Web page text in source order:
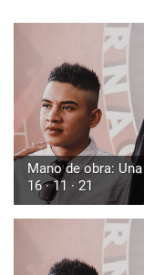
Mano de obra:
16 · 11 · 21